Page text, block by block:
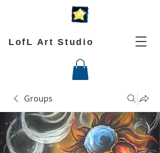
LofL Art Studio
Groups